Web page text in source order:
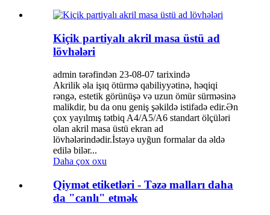
Kiçik partiyalı akril masa üstü ad
lövhələri
admin tərəfindən 23-08-07 tarixində
Akrilik əla işıq ötürmə qabiliyyətinə, həqiqi
rəngə, estetik görünüşə və uzun ömür sürməsinə
malikdir, bu da onu geniş şəkildə istifadə edir.Ən
çox yayılmış tətbiq A4/A5/A6 standart ölçüləri
olan akril masa üstü ekran ad
lövhələrindədir.İstəyə uyğun formalar da əldə
edilə bilər...
Daha çox oxu
Qiymət etiketləri - Təzə malları daha
da "canlı" etmək